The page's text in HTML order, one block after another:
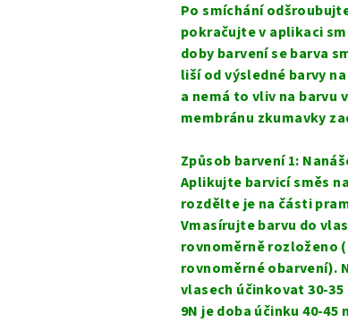
Po smíchání
pokračujte v aplikaci
doby barvení se barva
liší od výsledné barvy
a nemá to vliv na barvu
membránu zkumavky
Způsob barvení 1:
Aplikujte barvicí směs
rozdělte je na části
Vmasírujte barvu do
rovnoměrně rozloženo
rovnoměrné obarvení).
vlasech účinkovat 30-35
9N je doba účinku 40-45